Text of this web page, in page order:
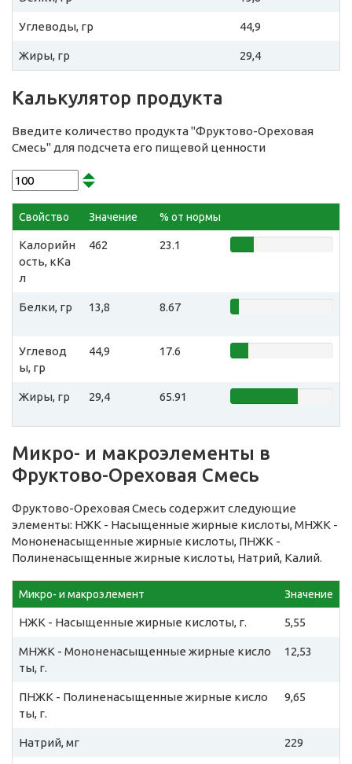
Углеводы, гр 44,9
Жиры, гр 29,4
Калькулятор продукта
Введите количество продукта "Фруктово-Ореховая
Смесь" для подсчета его пищевой ценности
Свойство Значение % от нормы
Калорийн
ость, кКа
л
462 23.1
Белки, гр 13,8 8.67
Углевод
ы, гр
44,9 17.6
Жиры, гр 29,4 65.91
Микро- и макроэлементы в
Фруктово-Ореховая Смесь
Фруктово-Ореховая Смесь содержит следующие
элементы: НЖК - Насыщенные жирные кислоты, МНЖК -
Мононенасыщенные жирные кислоты, ПНЖК -
Полиненасыщенные жирные кислоты, Натрий, Калий.
Микро- и макроэлемент Значение
НЖК - Насыщенные жирные кислоты, г. 5,55
МНЖК - Мононенасыщенные жирные кисло
ты, г.
12,53
ПНЖК - Полиненасыщенные жирные кисло
ты, г.
9,65
Натрий, мг 229